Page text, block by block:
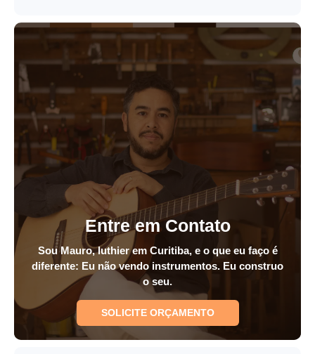
Entre em Contato
Sou Mauro, luthier em Curitiba, e o que eu faço é
diferente: Eu não vendo instrumentos. Eu construo
o seu.
SOLICITE ORÇAMENTO